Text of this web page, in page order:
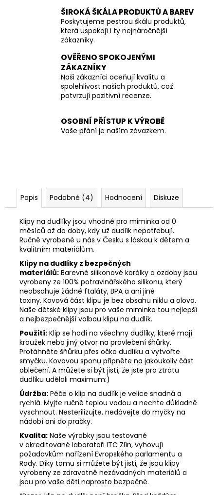
ŠIROKÁ ŠKÁLA PRODUKTŮ A BAREV
Poskytujeme pestrou škálu produktů,
která uspokojí i ty nejnáročnější
zákazníky.
OVĚŘENO SPOKOJENÝMI
ZÁKAZNÍKY
Naši zákazníci oceňují kvalitu a
spolehlivost našich produktů, což
potvrzují pozitivní recenze.
OSOBNÍ PŘÍSTUP K VÝROBĚ
Vaše přání je naším závazkem.
Popis Podobné (4) Hodnocení Diskuze
Klipy na dudlíky jsou vhodné pro miminka od 0
měsíců až do doby, kdy už dudlík nepotřebují.
Ručně vyrobené u nás v Česku s láskou k dětem a
kvalitním materiálům.
Klipy na dudlíky z bezpečných
materiálů: Barevné silikonové korálky a ozdoby jsou
vyrobeny ze 100% potravinářského silikonu, který
neobsahuje žádné ftaláty, BPA a ani jiné
toxiny. Kovová část klipu je bez obsahu niklu a olova.
Naše dětské klipy jsou pro vaše miminko tou nejlepší
a nejbezpečnější volbou klipu na dudlík.
Použití: Klip se hodí na všechny dudlíky, které mají
kroužek nebo jiný otvor na provlečení šňůrky.
Protáhněte šňůrku přes očko dudlíku a vytvořte
smyčku. Kovovou sponu připněte na jakoukoliv část
oblečení. A můžete si být jistí, že jste pro ztrátu
dudlíku udělali maximum:)
Údržba: Péče o klip na dudlík je velice snadná a
rychlá. Myjte ručně teplou vodou a nechte důkladně
vyschnout. Nesterilizujte, nedávejte do myčky na
nádobí ani do pračky.
Kvalita: Naše výrobky jsou testované
v akreditované laboratoři ITC Zlín, vyhovují
požadavkům nařízení Evropského parlamentu a
Rady. Díky tomu si můžete být jistí, že jsou klipy
vyrobeny ze zdravotně nezávadných materiálů a
jsou pro vaše děti naprosto bezpečné.